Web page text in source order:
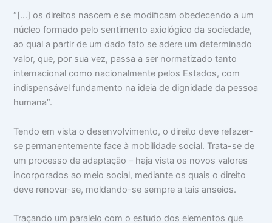
“[…] os direitos nascem e se modiﬁcam obedecendo a um
núcleo formado pelo sentimento axiológico da sociedade,
ao qual a partir de um dado fato se adere um determinado
valor, que, por sua vez, passa a ser normatizado tanto
internacional como nacionalmente pelos Estados, com
indispensável fundamento na ideia de dignidade da pessoa
humana”.
Tendo em vista o desenvolvimento, o direito deve refazer-
se permanentemente face à mobilidade social. Trata-se de
um processo de adaptação – haja vista os novos valores
incorporados ao meio social, mediante os quais o direito
deve renovar-se, moldando-se sempre a tais anseios.
Traçando um paralelo com o estudo dos elementos que